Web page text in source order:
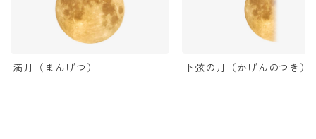
満月（まんげつ） 下弦の月（かげんのつき）